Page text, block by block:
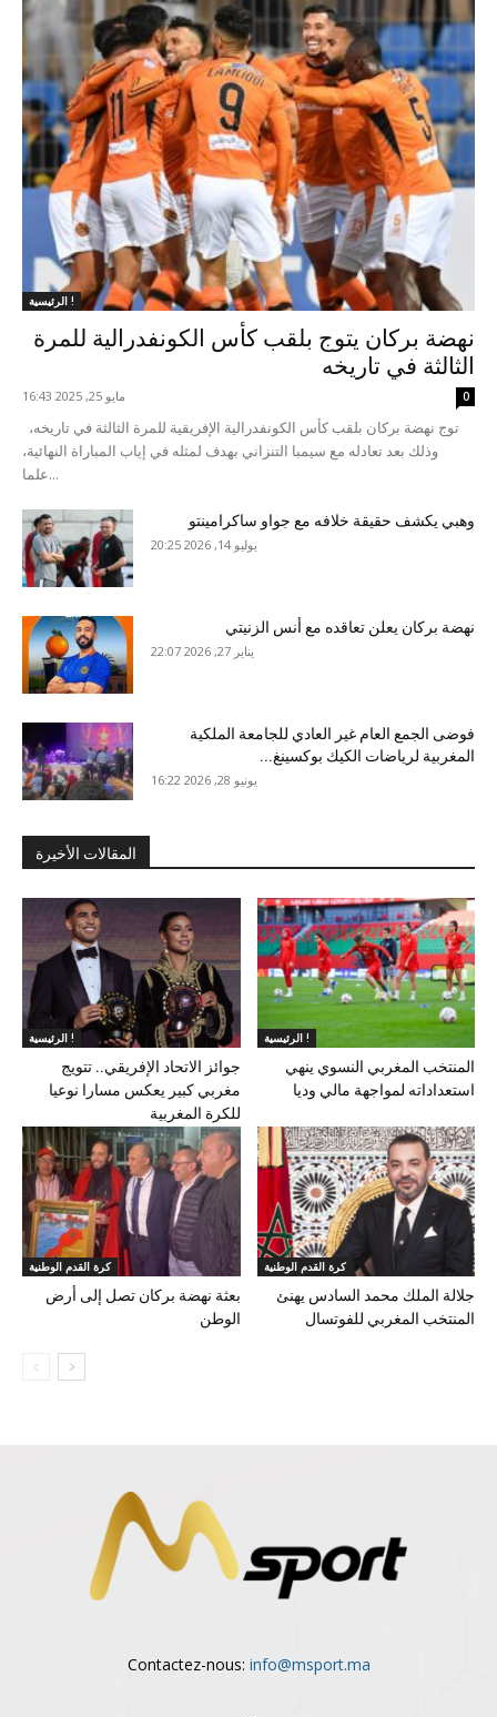
الرئيسية !
نهضة بركان يتوج بلقب كأس الكونفدرالية للمرة
الثالثة في تاريخه
مايو 25, 2025 16:43 0
وذلك بعد تعادله مع سيمبا التنزاني بهدف لمثله في إياب المباراة النهائية،
علما...
وهبي يكشف حقيقة خلافه مع جواو ساكرامينتو
يوليو 14, 2026 20:25
نهضة بركان يعلن تعاقده مع أنس الزنيتي
يناير 27, 2026 22:07
فوضى الجمع العام غير العادي للجامعة الملكية
المغربية لرياضات الكيك بوكسينغ...
يونيو 28, 2026 16:22
المقالات الأخيرة
الرئيسية !
جوائز الاتحاد الإفريقي.. تتويج
مغربي كبير يعكس مسارا نوعيا
للكرة المغربية
الرئيسية !
المنتخب المغربي النسوي ينهي
استعداداته لمواجهة مالي وديا
كرة القدم الوطنية
بعثة نهضة بركان تصل إلى أرض
الوطن
كرة القدم الوطنية
جلالة الملك محمد السادس يهنئ
المنتخب المغربي للفوتسال
Contactez-nous: info@msport.ma